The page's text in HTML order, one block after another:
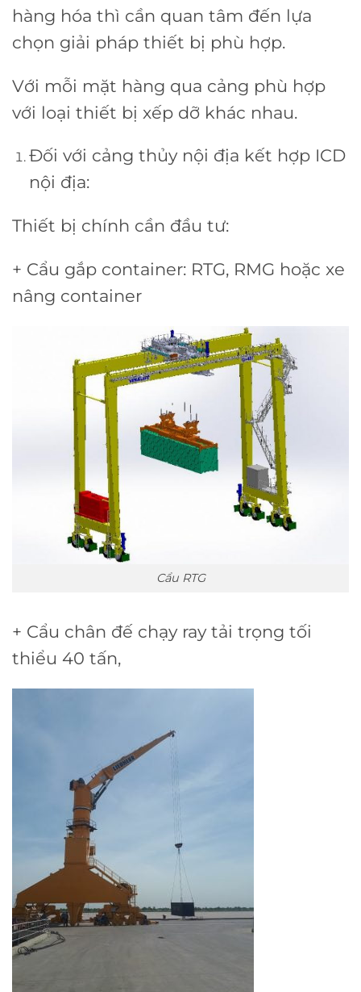
hàng hóa thì cần quan tâm đến lựa
chọn giải pháp thiết bị phù hợp.
Với mỗi mặt hàng qua cảng phù hợp
với loại thiết bị xếp dỡ khác nhau.
Đối với cảng thủy nội địa kết hợp ICD
nội địa:
Thiết bị chính cần đầu tư:
+ Cẩu gắp container: RTG, RMG hoặc xe
nâng container
Cẩu RTG
+ Cẩu chân đế chạy ray tải trọng tối
thiểu 40 tấn,